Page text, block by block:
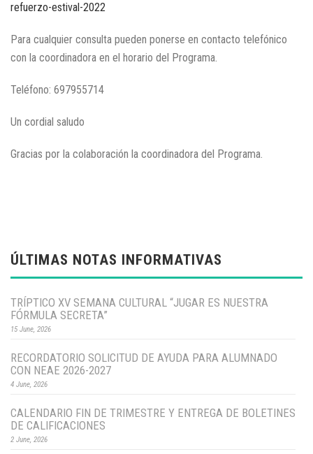
refuerzo-estival-2022
Para cualquier consulta pueden ponerse en contacto telefónico
con la coordinadora en el horario del Programa.
Teléfono: 697955714
Un cordial saludo
Gracias por la colaboración la coordinadora del Programa.
ÚLTIMAS NOTAS INFORMATIVAS
TRÍPTICO XV SEMANA CULTURAL “JUGAR ES NUESTRA
FÓRMULA SECRETA”
15 June, 2026
RECORDATORIO SOLICITUD DE AYUDA PARA ALUMNADO
CON NEAE 2026-2027
4 June, 2026
CALENDARIO FIN DE TRIMESTRE Y ENTREGA DE BOLETINES
DE CALIFICACIONES
2 June, 2026